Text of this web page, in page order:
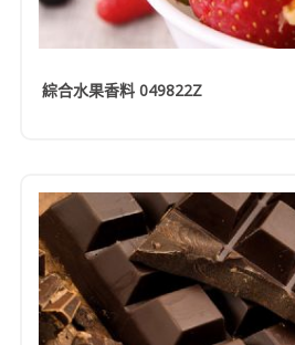
綜合水果香料 049822Z